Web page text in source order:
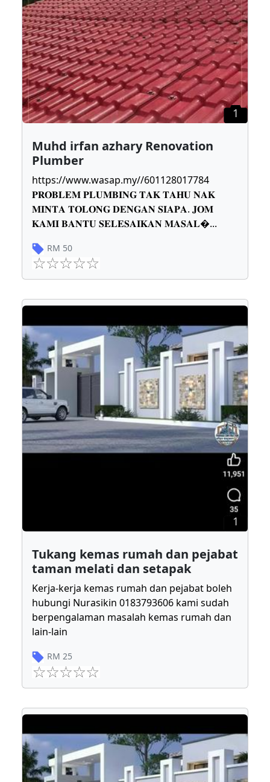
1
Muhd irfan azhary Renovation
Plumber
https://www.wasap.my//601128017784
𝐏𝐑𝐎𝐁𝐋𝐄𝐌 𝐏𝐋𝐔𝐌𝐁𝐈𝐍𝐆 𝐓𝐀𝐊 𝐓𝐀𝐇𝐔 𝐍𝐀𝐊
𝐌𝐈𝐍𝐓𝐀 𝐓𝐎𝐋𝐎𝐍𝐆 𝐃𝐄𝐍𝐆𝐀𝐍 𝐒𝐈𝐀𝐏𝐀. 𝐉𝐎𝐌
𝐊𝐀𝐌𝐈 𝐁𝐀𝐍𝐓𝐔 𝐒𝐄𝐋𝐄𝐒𝐀𝐈𝐊𝐀𝐍 𝐌𝐀𝐒𝐀𝐋...
RM 50
1
Tukang kemas rumah dan pejabat
taman melati dan setapak
Kerja-kerja kemas rumah dan pejabat boleh
hubungi Nurasikin 0183793606 kami sudah
berpengalaman masalah kemas rumah dan
lain-lain
RM 25